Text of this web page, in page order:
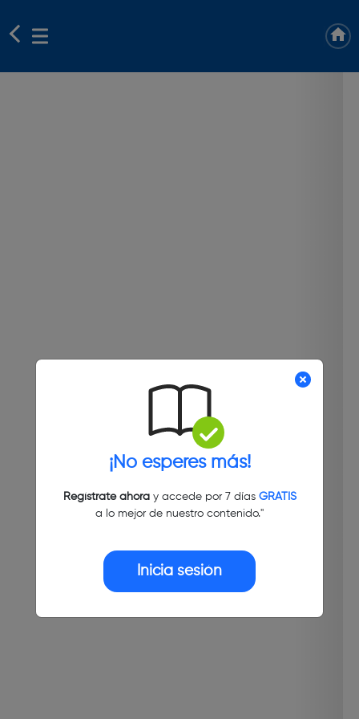
¡No esperes más!
Regístrate ahoray accede por 7 días GRATIS
a lo mejor de nuestro contenido."
Inicia sesión